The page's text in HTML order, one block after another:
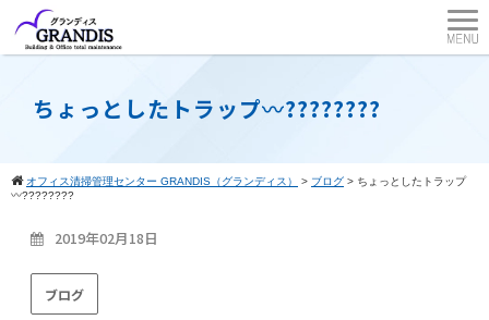
ちょっとしたトラップ〰????????
オフィス清掃管理センター GRANDIS（グランディス） > ブログ > ちょっとしたトラップ
〰????????
2019年02月18日
ブログ